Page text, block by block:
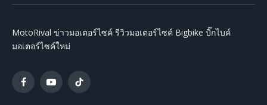
MotoRival ข่าวมอเตอร์ไซค์ รีวิวมอเตอร์ไซค์ Bigbike บิ๊กไบค์
มอเตอร์ไซค์ใหม่
FacebookYouTubeTikTok